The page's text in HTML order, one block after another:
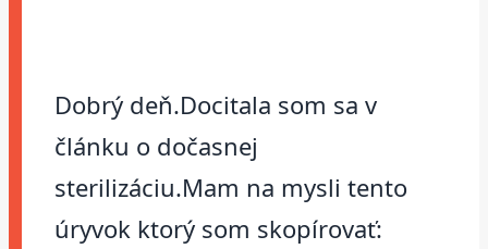
Dobrý deň.Docitala som sa v
článku o dočasnej
sterilizáciu.Mam na mysli tento
úryvok ktorý som skopírovať: